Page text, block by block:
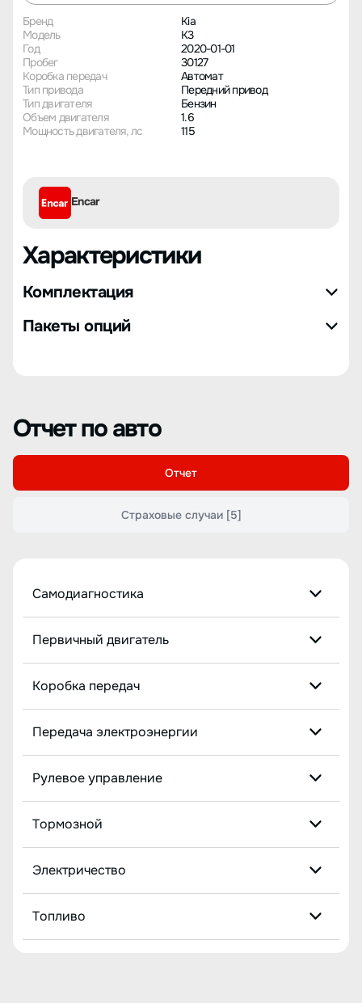
Бренд
Kia
Модель
K3
Год
2020-01-01
Пробег
30127
Коробка передач
Автомат
Тип привода
Передний привод
Тип двигателя
Бензин
Объем двигателя
1.6
Мощность двигателя, лс
115
Encar
Характеристики
Комплектация
Пакеты опций
Отчет по авто
Отчет
Страховые случаи [5]
Самодиагностика
Первичный двигатель
Коробка передач
Передача электроэнергии
Рулевое управление
Тормозной
Электричество
Топливо